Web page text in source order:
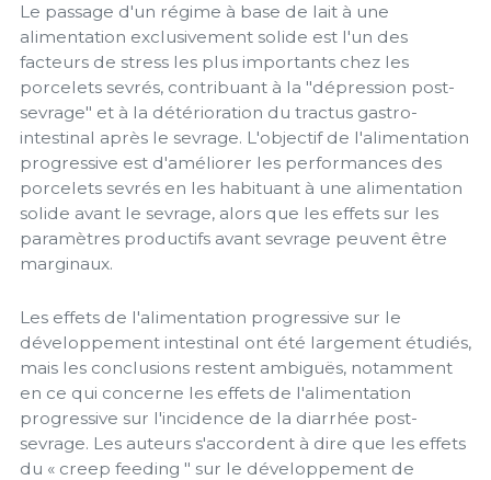
Le passage d'un régime à base de lait à une
alimentation exclusivement solide est l'un des
facteurs de stress les plus importants chez les
porcelets sevrés, contribuant à la "dépression post-
sevrage" et à la détérioration du tractus gastro-
intestinal après le sevrage. L'objectif de l'alimentation
progressive est d'améliorer les performances des
porcelets sevrés en les habituant à une alimentation
solide avant le sevrage, alors que les effets sur les
paramètres productifs avant sevrage peuvent être
marginaux.
Les effets de l'alimentation progressive sur le
développement intestinal ont été largement étudiés,
mais les conclusions restent ambiguës, notamment
en ce qui concerne les effets de l'alimentation
progressive sur l'incidence de la diarrhée post-
sevrage. Les auteurs s'accordent à dire que les effets
du « creep feeding " sur le développement de